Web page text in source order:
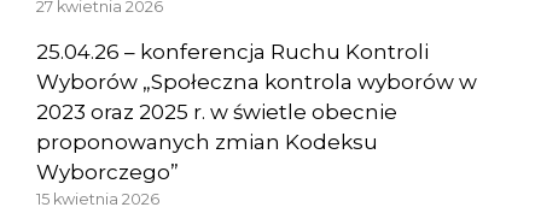
27 kwietnia 2026
25.04.26 – konferencja Ruchu Kontroli
Wyborów „Społeczna kontrola wyborów w
2023 oraz 2025 r. w świetle obecnie
proponowanych zmian Kodeksu
Wyborczego”
15 kwietnia 2026